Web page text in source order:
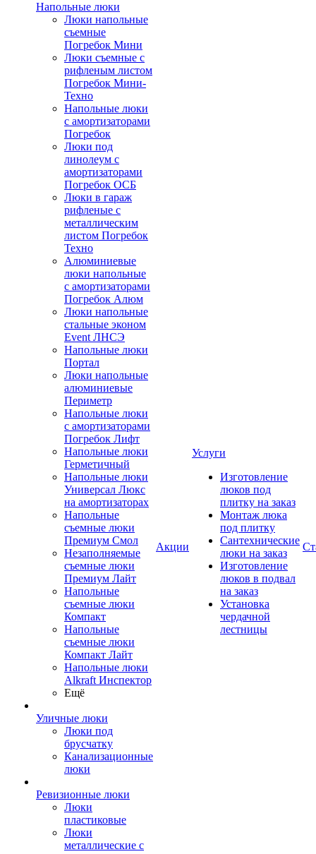
Напольные люки
Люки напольные
съемные
Погребок Мини
Люки съемные с
рифленым листом
Погребок Мини-
Техно
Напольные люки
с амортизаторами
Погребок
Люки под
линолеум с
амортизаторами
Погребок ОСБ
Люки в гараж
рифленые с
металлическим
листом Погребок
Техно
Алюминиевые
люки напольные
с амортизаторами
Погребок Алюм
Люки напольные
стальные эконом
Event ЛНСЭ
Напольные люки
Портал
Люки напольные
алюминиевые
Периметр
Напольные люки
с амортизаторами
Погребок Лифт
Напольные люки
Герметичный
Напольные люки
Универсал Люкс
на амортизаторах
Напольные
съемные люки
Премиум Смол
Незаполняемые
съемные люки
Премиум Лайт
Напольные
съемные люки
Компакт
Напольные
съемные люки
Компакт Лайт
Напольные люки
Alkraft Инспектор
Ещё
Уличные люки
Люки под
брусчатку
Канализационные
люки
Ревизионные люки
Люки
пластиковые
Люки
металлические с
Акции
Услуги
Изготовление
люков под
плитку на заказ
Монтаж люка
под плитку
Сантехнические
люки на заказ
Изготовление
люков в подвал
на заказ
Установка
чердачной
лестницы